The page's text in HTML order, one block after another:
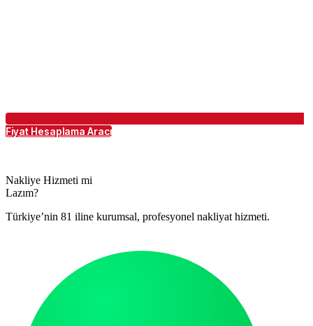
Fiyat Hesaplama Aracı
Nakliye Hizmeti mi
Lazım?
Türkiye’nin 81 iline kurumsal, profesyonel nakliyat hizmeti.